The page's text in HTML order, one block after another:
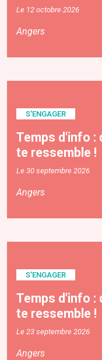
Le 12 octobre 2026
Angers
S'ENGAGER
Temps d'info :
te ressemble !
Le 30 septembre 2026
Angers
S'ENGAGER
Temps d'info :
te ressemble !
Le 23 septembre 2026
Angers